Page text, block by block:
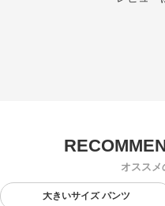
オススメ
大きいサイズ パンツ